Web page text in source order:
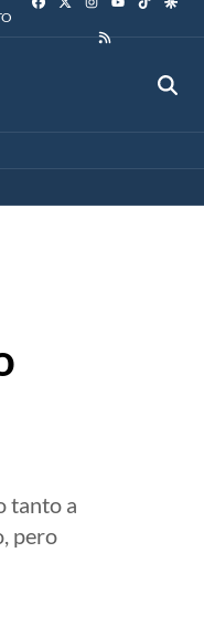
tanto a
pero